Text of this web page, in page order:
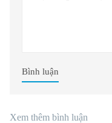
Bình luận
Xem thêm bình luận